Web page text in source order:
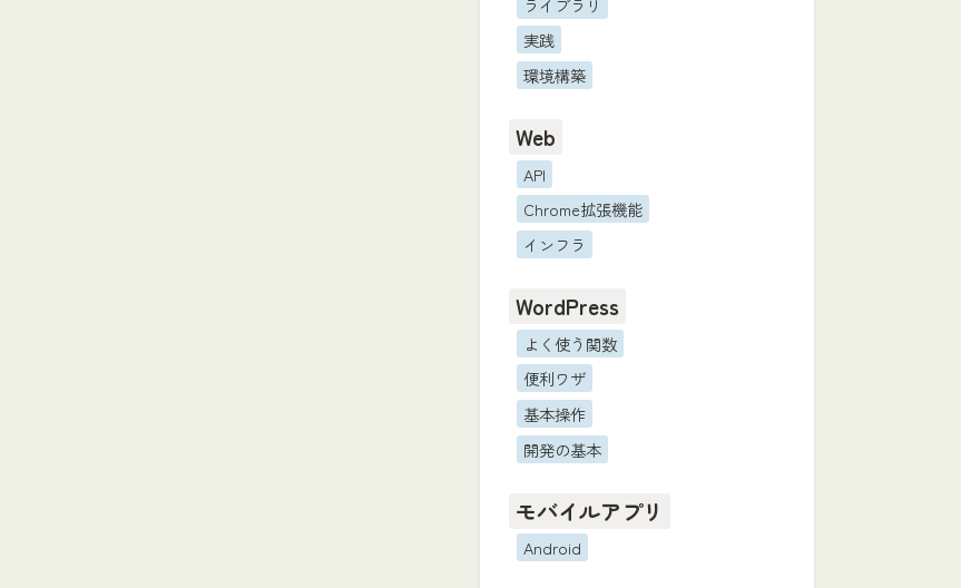
ライブラリ
実践
環境構築
Web
API
Chrome拡張機能
インフラ
WordPress
よく使う関数
便利ワザ
基本操作
開発の基本
モバイルアプリ
Android